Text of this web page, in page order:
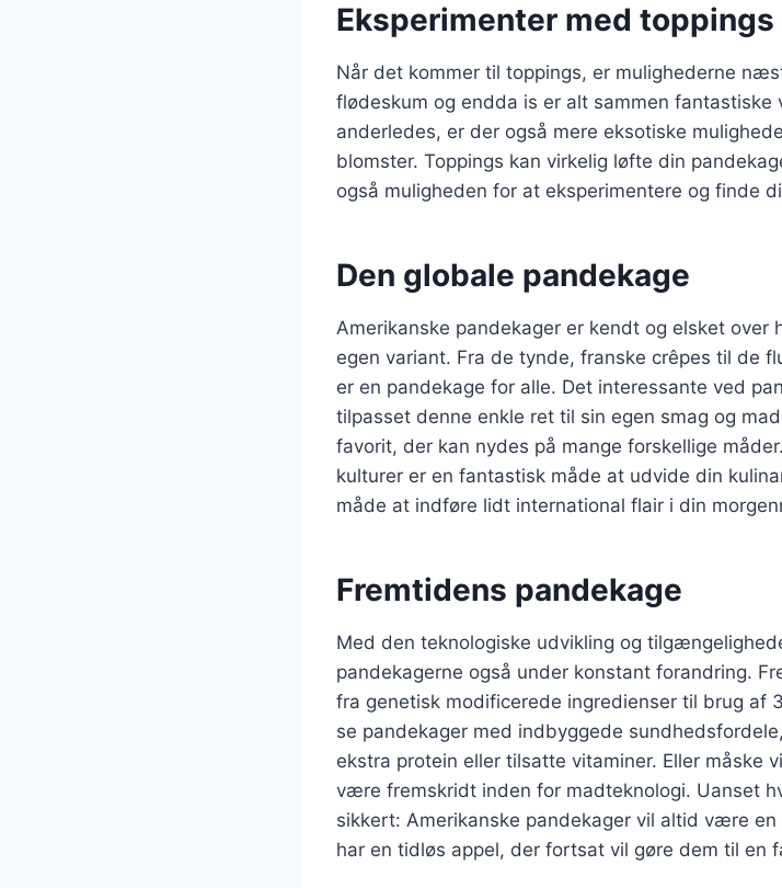
Eksperimenter med toppings
Når det kommer til toppings, er mulighederne
flødeskum og endda is er alt sammen fantastiske
anderledes, er der også mere eksotiske
blomster. Toppings kan virkelig løfte din
også muligheden for at eksperimentere og finde
Den globale pandekage
Amerikanske pandekager er kendt og elsket over
egen variant. Fra de tynde, franske crêpes til de
er en pandekage for alle. Det interessante ved
tilpasset denne enkle ret til sin egen smag og
favorit, der kan nydes på mange forskellige
kulturer er en fantastisk måde at udvide din
måde at indføre lidt international flair i din
Fremtidens pandekage
Med den teknologiske udvikling og
pandekagerne også under konstant forandring.
fra genetisk modificerede ingredienser til brug af
se pandekager med indbyggede
ekstra protein eller tilsatte vitaminer. Eller måske
være fremskridt inden for madteknologi. Uanset
sikkert: Amerikanske pandekager vil altid være
har en tidløs appel, der fortsat vil gøre dem til en